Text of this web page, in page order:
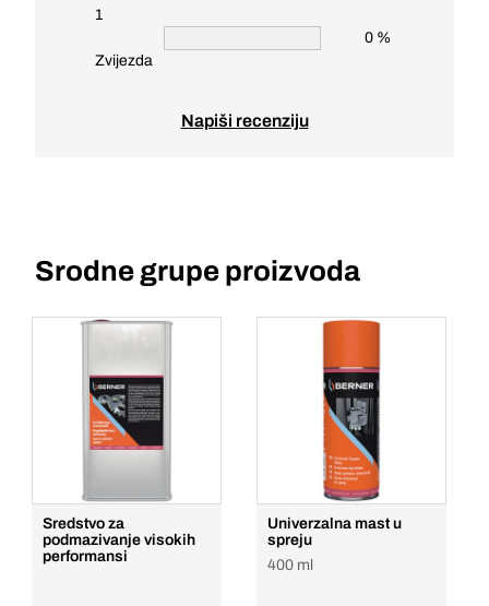
1
Zvijezda
0 %
Napiši recenziju
Srodne grupe proizvoda
Sredstvo za
podmazivanje visokih
performansi
Univerzalna mast u
spreju
400 ml